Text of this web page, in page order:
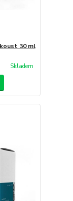
30 ml
Skladem